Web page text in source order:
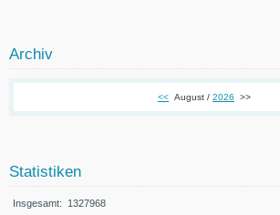
Archiv
<< August / 2026 >>
Statistiken
Insgesamt: 1327968